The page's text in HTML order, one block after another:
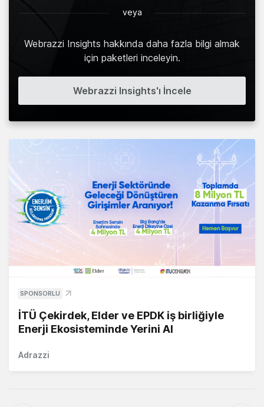
veya
Webrazzi Insights hakkında daha fazla bilgi almak
için paketleri inceleyin.
Webrazzi Insights'ı İncele
SPONSORLU
İTÜ Çekirdek, Elder ve EPDK iş birliğiyle
Enerji Ekosisteminde Yerini Al
Adrazzi